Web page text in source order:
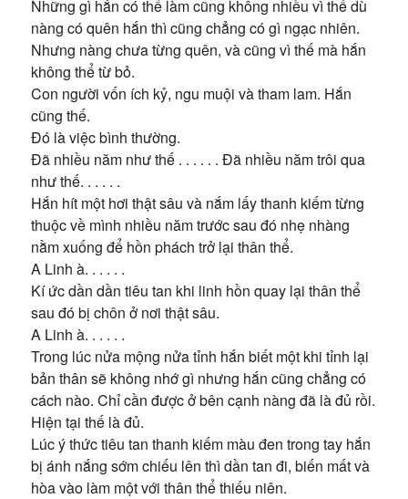
Những gì hắn có thể làm cũng không nhiều vì thế dù
nàng có quên hắn thì cũng chẳng có gì ngạc nhiên.
Nhưng nàng chưa từng quên, và cũng vì thế mà hắn
không thể từ bỏ.
Con người vốn ích kỷ, ngu muội và tham lam. Hắn
cũng thế.
Đó là việc bình thường.
Đã nhiều năm như thế . . . . . . Đã nhiều năm trôi qua
như thế. . . . . .
Hắn hít một hơi thật sâu và nắm lấy thanh kiếm từng
thuộc về mình nhiều năm trước sau đó nhẹ nhàng
nằm xuống để hồn phách trở lại thân thể.
A Linh à. . . . . .
Kí ức dần dần tiêu tan khi linh hồn quay lại thân thể
sau đó bị chôn ở nơi thật sâu.
A Linh à. . . . . .
Trong lúc nửa mộng nửa tỉnh hắn biết một khi tỉnh lại
bản thân sẽ không nhớ gì nhưng hắn cũng chẳng có
cách nào. Chỉ cần được ở bên cạnh nàng đã là đủ rồi.
Hiện tại thế là đủ.
Lúc ý thức tiêu tan thanh kiếm màu đen trong tay hắn
bị ánh nắng sớm chiếu lên thì dần tan đi, biến mất và
hòa vào làm một với thân thể thiếu niên.